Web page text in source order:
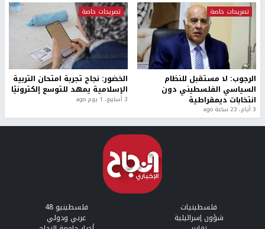
تصريحات خاصة
الرجوب: لا مستقبل للنظام
السياسي الفلسطيني دون
انتخابات ديمقراطية
3 أيام، 23 ساعة ago
تصريحات خاصة
الخضور: نجاح تجربة امتحان التربية
الإسلامية يمهد للتوسع إلكترونيًا
3 أسابيع، 1 يوم ago
فلسطينيات فلسطينيو 48
شؤون إسرائيلية عربي ودولي